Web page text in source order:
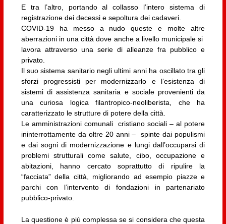
E tra l’altro, portando al collasso l’intero sistema di
registrazione dei decessi e sepoltura dei cadaveri.
COVID-19 ha messo a nudo queste e molte altre
aberrazioni in una città dove anche a livello municipale si
lavora attraverso una serie di alleanze fra pubblico e
privato.
Il suo sistema sanitario negli ultimi anni ha oscillato tra gli
sforzi progressisti per modernizzarlo e l’esistenza di
sistemi di assistenza sanitaria e sociale provenienti da
una curiosa logica filantropico-neoliberista, che ha
caratterizzato le strutture di potere della città.
Le amministrazioni comunali cristiano sociali – al potere
ininterrottamente da oltre 20 anni – spinte dai populismi
e dai sogni di modernizzazione e lungi dall’occuparsi di
problemi strutturali come salute, cibo, occupazione e
abitazioni, hanno cercato soprattutto di ripulire la
“facciata” della città, migliorando ad esempio piazze e
parchi con l’intervento di fondazioni in partenariato
pubblico-privato.
La questione è più complessa se si considera che questa